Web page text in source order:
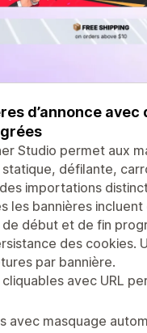
d’annonce
Studio permet aux
défilante,
importations
les bannières
début et de fin
des cookies.
par bannière.
cliquables avec URL
avec masquage